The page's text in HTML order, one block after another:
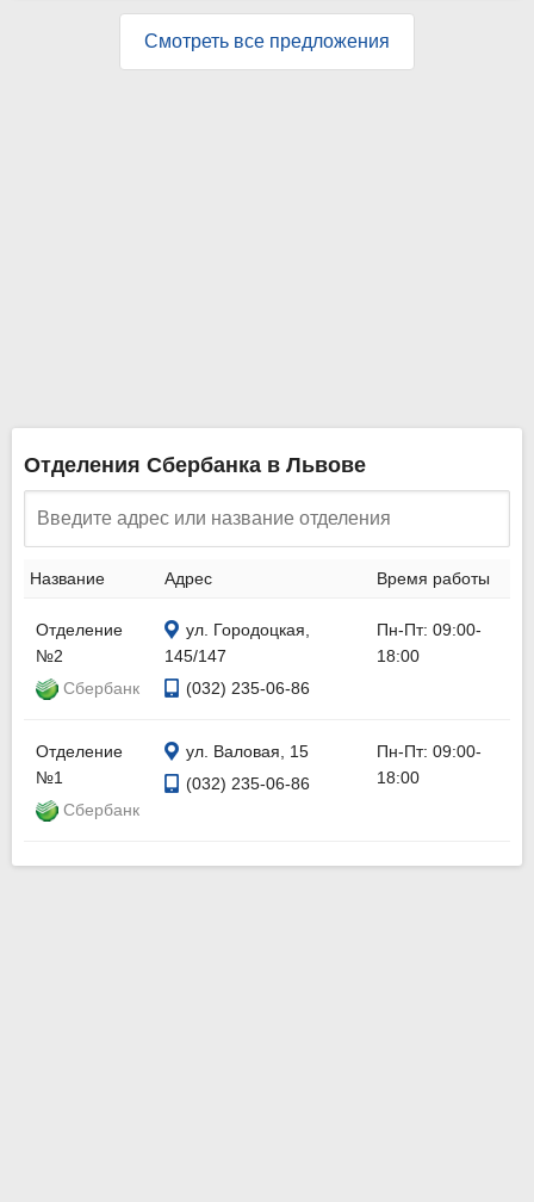
Смотреть все предложения
Отделения Сбербанка в Львове
Название Адрес Время работы
Отделение
№2
Сбербанк
ул. Городоцкая,
145/147
(032) 235-06-86
Пн-Пт: 09:00-
18:00
Отделение
№1
Сбербанк
ул. Валовая, 15
(032) 235-06-86
Пн-Пт: 09:00-
18:00